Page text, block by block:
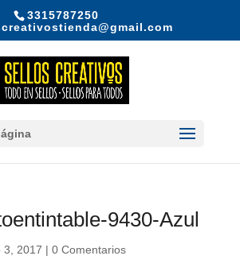
3315787250
9430-Azul
3, 2017 | 0 Comentarios